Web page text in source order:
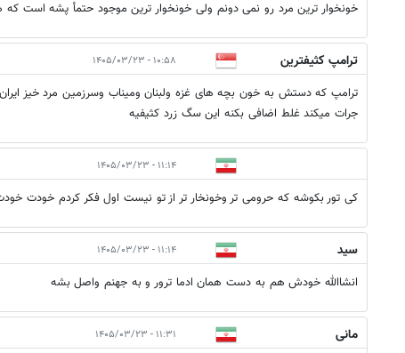
خونخوار ترین مرد رو نمی دونم ولی خونخوار ترین موجود حتمأ پشه است
ترامپ کثیفترین ۱۰:۵۸ - ۱۴۰۵/۰۳/۲۳
ترامپ که دستش به خون بچه های غزه ولبنان ومیناب وسرزمین مرد خیز
جرات میکند غلط اضافی بکنه این سگ زرد کثیفیه
۱۱:۱۴ - ۱۴۰۵/۰۳/۲۳
کی تور بکوشه که حرومی تر وخونخار تر از تو نیست اول فکر کردم خودت
سید ۱۱:۱۴ - ۱۴۰۵/۰۳/۲۳
انشاالله خودش هم به دست همان ادما ترور و به جهنم واصل بشه
مانی ۱۱:۳۱ - ۱۴۰۵/۰۳/۲۳